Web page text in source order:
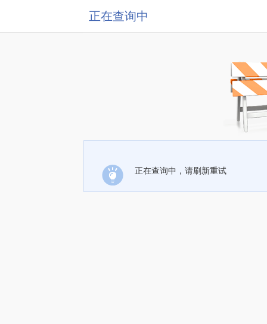
正在查询中
正在查询中，请刷新重试